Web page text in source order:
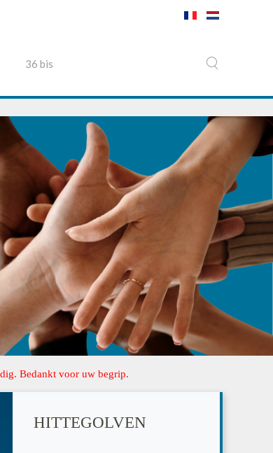
36 bis
Bedankt voor uw begrip.
HITTEGOLVEN